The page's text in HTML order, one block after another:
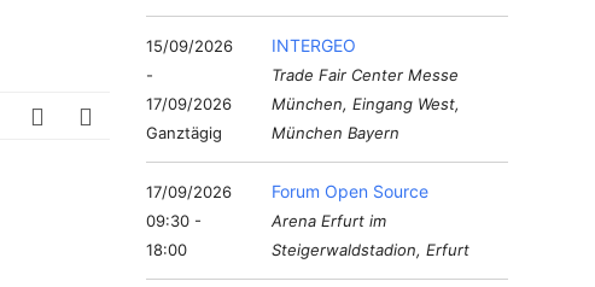
15/09/2026
-
17/09/2026
Ganztägig
INTERGEO
Trade Fair Center Messe
München, Eingang West,
München Bayern
17/09/2026
09:30 -
18:00
Forum Open Source
Arena Erfurt im
Steigerwaldstadion, Erfurt